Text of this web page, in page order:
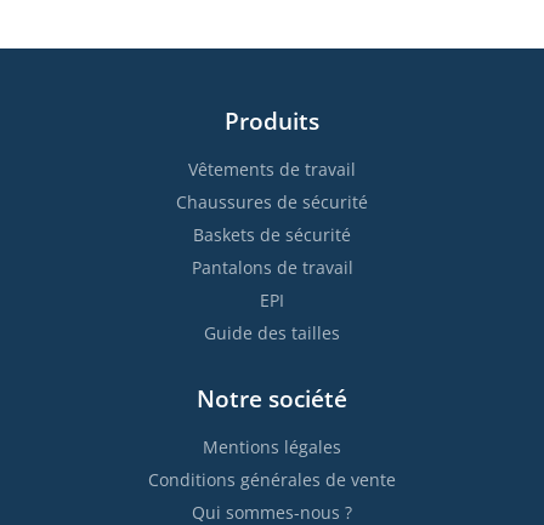
Produits
Vêtements de travail
Chaussures de sécurité
Baskets de sécurité
Pantalons de travail
EPI
Guide des tailles
Notre société
Mentions légales
Conditions générales de vente
Qui sommes-nous ?